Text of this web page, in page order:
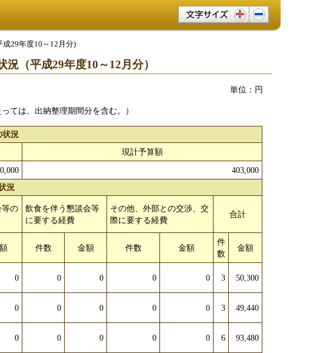
文字サイズ変更
29年度10～12月分)
（平成29年度10～12月分）
単位：円
ては、出納整理期間分を含む。）
状況
現計予算額
403,000
況
等の
飲食を伴う懇談会等
に要する経費
その他、外部との交渉、交
際に要する経費
合計
件数 金額 件数 金額
件
数
金額
0 0 0 0 0 3 50,300
0 0 0 0 0 3 49,440
0 0 0 0 0 6 93,480